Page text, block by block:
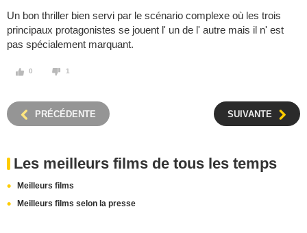
Un bon thriller bien servi par le scénario complexe où les trois
principaux protagonistes se jouent l' un de l' autre mais il n' est
pas spécialement marquant.
0 1
PRÉCÉDENTE SUIVANTE
Les meilleurs films de tous les temps
Meilleurs films
Meilleurs films selon la presse